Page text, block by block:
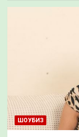
ШОУБИЗ